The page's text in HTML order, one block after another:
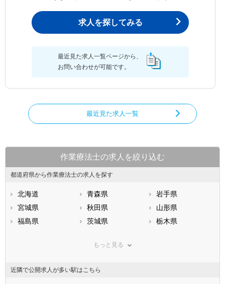
求人を探してみる
最近見た求人一覧ページから、
お問い合わせが可能です。
最近見た求人一覧
作業療法士の求人を絞り込む
都道府県から作業療法士の求人を探す
北海道 青森県
岩手県
宮城県
秋田県
山形県
福島県
茨城県
栃木県
神奈川県
石川県
福井県
もっと見る
近隣で公開求人が多い駅はこちら